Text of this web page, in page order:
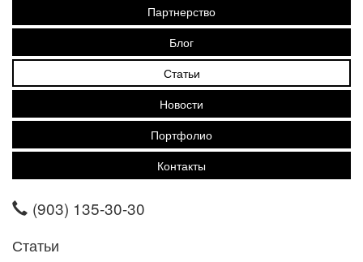
Партнерство
Блог
Статьи
Новости
Портфолио
Контакты
(903) 135-30-30
Статьи